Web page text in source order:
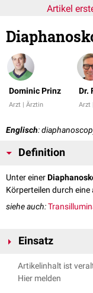
Artikel
Dominic Prinz
Arzt | Ärztin
Dr.
Arzt
Englisch:
Definition
Unter einer
Körperteilen durch
siehe auch:
Einsatz
Die Diaphanoskopie
In der
Artikelinhalt ist
Hier melden